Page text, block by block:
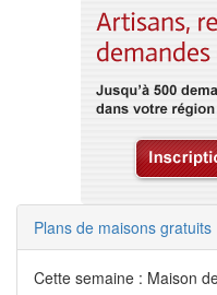
Plans de maisons gratuits
Cette semaine : Maison